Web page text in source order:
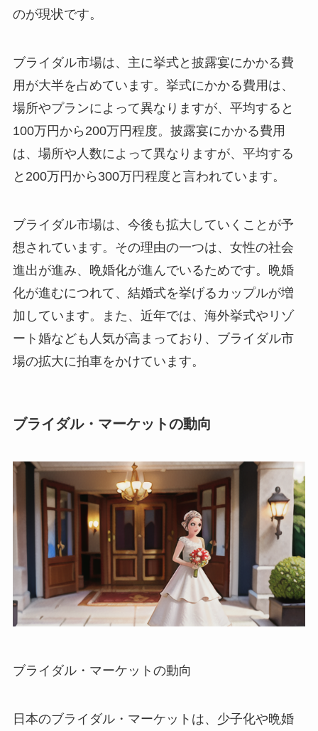
のが現状です。
ブライダル市場は、主に挙式と披露宴にかかる費
用が大半を占めています。挙式にかかる費用は、
場所やプランによって異なりますが、平均すると
100万円から200万円程度。披露宴にかかる費用
は、場所や人数によって異なりますが、平均する
と200万円から300万円程度と言われています。
ブライダル市場は、今後も拡大していくことが予
想されています。その理由の一つは、女性の社会
進出が進み、晩婚化が進んでいるためです。晩婚
化が進むにつれて、結婚式を挙げるカップルが増
加しています。また、近年では、海外挙式やリゾ
ート婚なども人気が高まっており、ブライダル市
場の拡大に拍車をかけています。
ブライダル・マーケットの動向
ブライダル・マーケットの動向
日本のブライダル・マーケットは、少子化や晩婚